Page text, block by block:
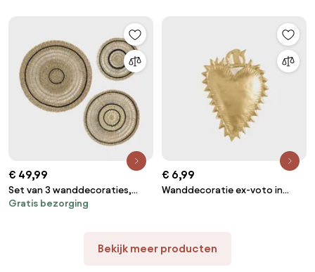
€ 49,99
Set van 3 wanddecoraties,
Jutlo
Gratis bezorging
€ 6,99
Wanddecoratie ex-voto in
Bekijk meer producten